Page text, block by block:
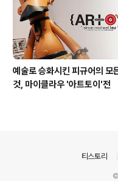
예술로 승화시킨 피규어의 모
것, 마이클라우 '아트토이'전
티스토리